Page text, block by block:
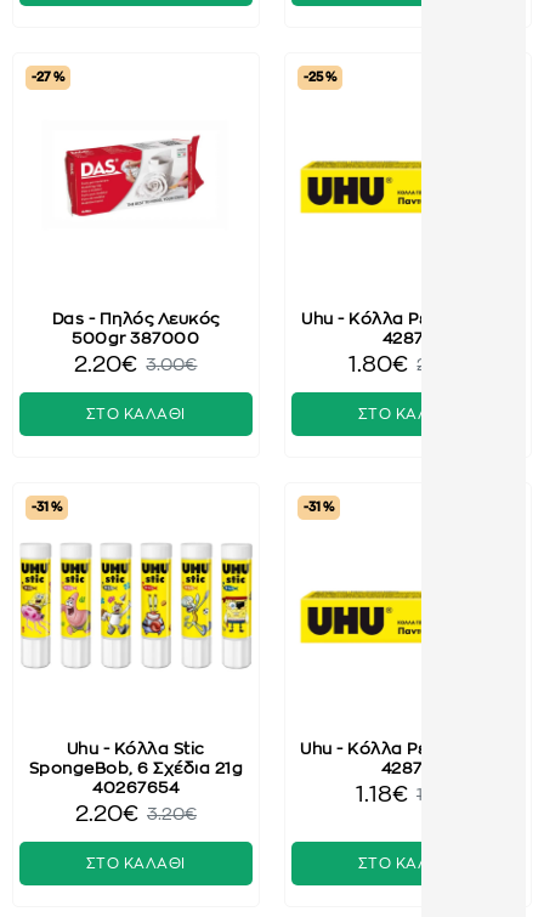
-27 %
Das - Πηλός Λευκός
500gr 387000
2.20€ 3.00€
ΣΤΟ ΚΑΛΑΘΙ
-25 %
Uhu - Κόλλα Ρευστή 35ml
42875
1.80€ 2.40€
ΣΤΟ ΚΑΛΑΘΙ
-31 %
Uhu - Κόλλα Stic
SpongeBob, 6 Σχέδια 21g
40267654
2.20€ 3.20€
ΣΤΟ ΚΑΛΑΘΙ
-31 %
Uhu - Κόλλα Ρευστή 20ml
42870
1.18€ 1.70€
ΣΤΟ ΚΑΛΑΘΙ